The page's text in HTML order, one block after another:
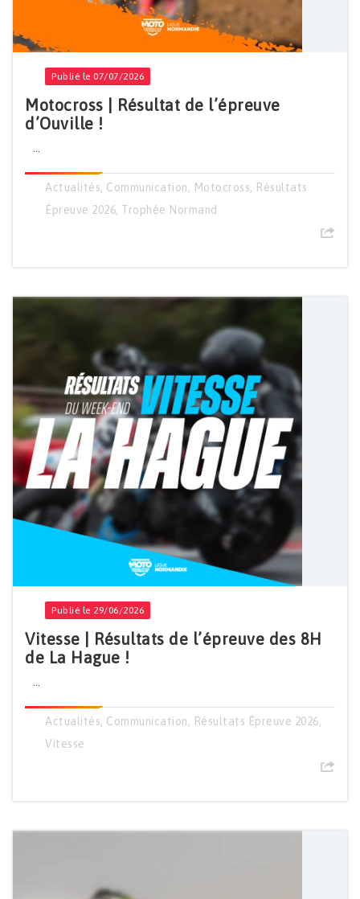
Publié le 07/07/2026
Motocross | Résultat de l’épreuve
d’Ouville !
Actualités Communication Motocross
Résultats
Épreuve 2026 Trophée Normand
Publié le 29/06/2026
Vitesse | Résultats de l’épreuve des 8H
de La Hague !
Actualités Communication Résultats Épreuve 2026
Vitesse